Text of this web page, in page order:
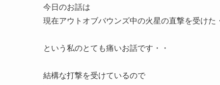
今日のお話は
現在アウトオブバウンズ中の火星の直撃を受けた
という私のとても痛いお話です・・
結構な打撃を受けているので